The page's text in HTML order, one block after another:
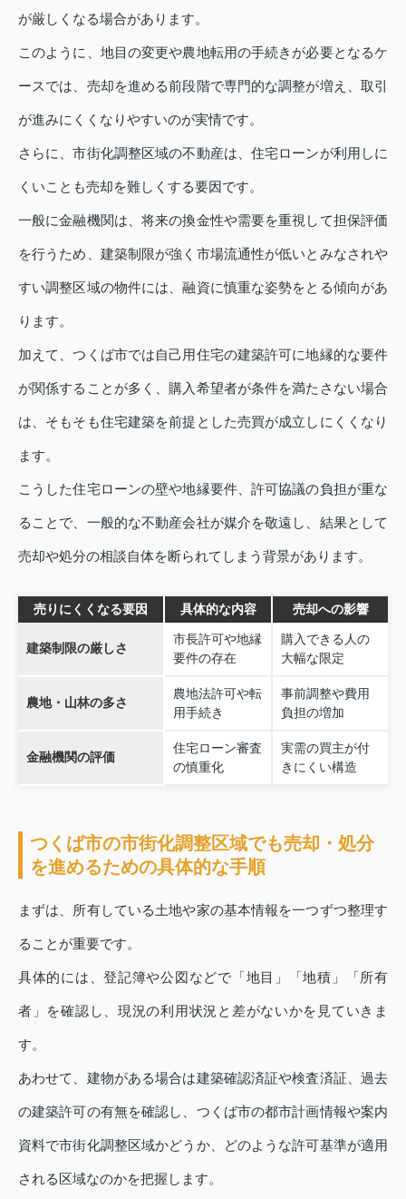
が厳しくなる場合があります。
このように、地目の変更や農地転用の手続きが必要となるケ
ースでは、売却を進める前段階で専門的な調整が増え、取引
が進みにくくなりやすいのが実情です。
さらに、市街化調整区域の不動産は、住宅ローンが利用しに
くいことも売却を難しくする要因です。
一般に金融機関は、将来の換金性や需要を重視して担保評価
を行うため、建築制限が強く市場流通性が低いとみなされや
すい調整区域の物件には、融資に慎重な姿勢をとる傾向があ
ります。
加えて、つくば市では自己用住宅の建築許可に地縁的な要件
が関係することが多く、購入希望者が条件を満たさない場合
は、そもそも住宅建築を前提とした売買が成立しにくくなり
ます。
こうした住宅ローンの壁や地縁要件、許可協議の負担が重な
ることで、一般的な不動産会社が媒介を敬遠し、結果として
売却や処分の相談自体を断られてしまう背景があります。
売りにくくなる要因 具体的な内容 売却への影響
建築制限の厳しさ
市長許可や地縁
要件の存在
購入できる人の
大幅な限定
農地・山林の多さ
農地法許可や転
用手続き
事前調整や費用
負担の増加
金融機関の評価
住宅ローン審査
の慎重化
実需の買主が付
きにくい構造
つくば市の市街化調整区域でも売却・処分
を進めるための具体的な手順
まずは、所有している土地や家の基本情報を一つずつ整理す
ることが重要です。
具体的には、登記簿や公図などで「地目」「地積」「所有
者」を確認し、現況の利用状況と差がないかを見ていきま
す。
あわせて、建物がある場合は建築確認済証や検査済証、過去
の建築許可の有無を確認し、つくば市の都市計画情報や案内
資料で市街化調整区域かどうか、どのような許可基準が適用
される区域なのかを把握します。